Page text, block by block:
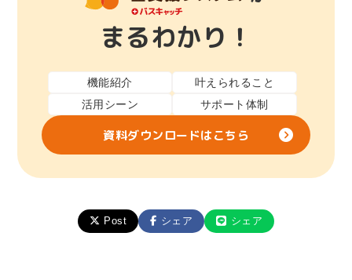
まるわかり！
機能紹介
叶えられること
活用シーン
サポート体制
資料ダウンロードはこちら
Post シェア シェア